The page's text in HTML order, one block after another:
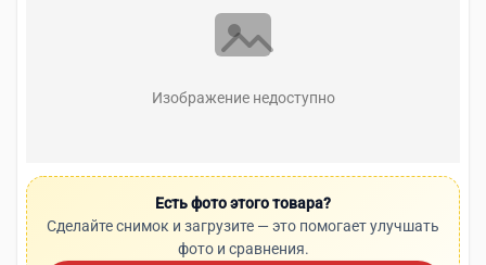
Изображение недоступно
Есть фото этого товара?
Сделайте снимок и загрузите — это помогает улучшать
фото и сравнения.